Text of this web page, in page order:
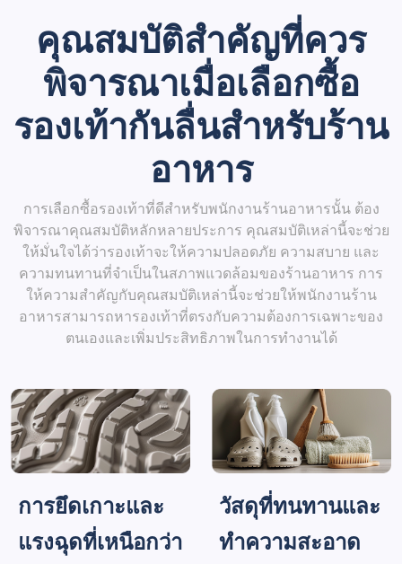
คุณสมบัติสำคัญที่ควร
พิจารณาเมื่อเลือกซื้อ
รองเท้ากันลื่นสำหรับร้าน
อาหาร
การเลือกซื้อรองเท้าที่ดีสำหรับพนักงานร้านอาหารนั้น ต้อง
พิจารณาคุณสมบัติหลักหลายประการ คุณสมบัติเหล่านี้จะช่วย
ให้มั่นใจได้ว่ารองเท้าจะให้ความปลอดภัย ความสบาย และ
ความทนทานที่จำเป็นในสภาพแวดล้อมของร้านอาหาร การ
ให้ความสำคัญกับคุณสมบัติเหล่านี้จะช่วยให้พนักงานร้าน
อาหารสามารถหารองเท้าที่ตรงกับความต้องการเฉพาะของ
ตนเองและเพิ่มประสิทธิภาพในการทำงานได้
การยึดเกาะและ
แรงฉุดที่เหนือกว่า
วัสดุที่ทนทานและ
ทำความสะอาด